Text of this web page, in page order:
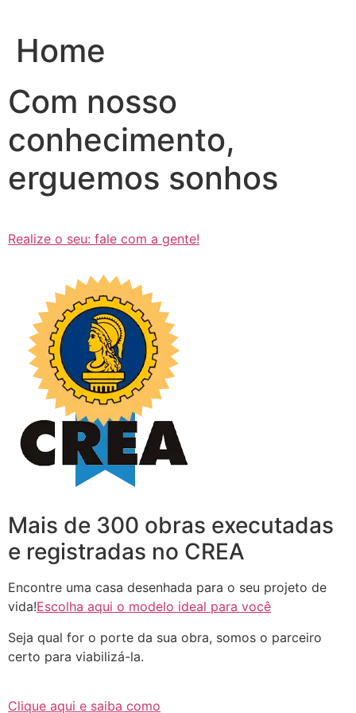
conteúdo
Home
Com nosso
conhecimento,
erguemos sonhos
Realize o seu: fale com a gente!
Mais de 300 obras executadas
e registradas no CREA
Encontre uma casa desenhada para o seu projeto de
vida!Escolha aqui o modelo ideal para você
Seja qual for o porte da sua obra, somos o parceiro
certo para viabilizá-la.
Clique aqui e saiba como